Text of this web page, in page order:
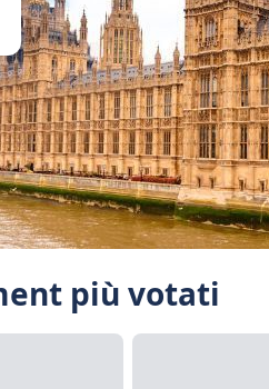
più votati